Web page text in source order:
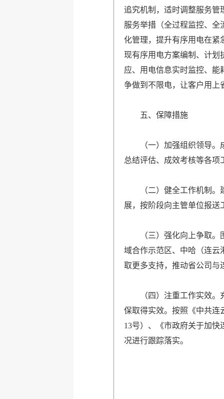
追究机制，适时调整服务管
服务举措（全过程监控、全
化管理，提升有序用电在紧
现有序用电方案编制、计划
应、用电信息实时监控、能
争做到 不限电，让客户用上
五、保障措施
（一）加强组织领导。
总结评估、成效考核等各项
（二）健全工作机制。建
展，按阶段向主管单位报送
（三）强化向上争取。
域合作示范区、中哈（连云
取更多支持，推动省公司与
（四）注重工作实效。
保取得实效。按照《中共连
13号）、《市政府关于加快
况进行跟踪落实。